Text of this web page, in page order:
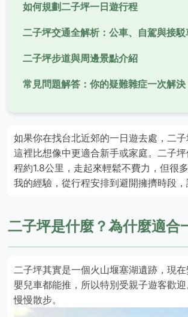
如何規劃二子坪一日遊行程
二子坪交通全解析：公車、自駕與接駁
二子坪步道與周邊景點介紹
常見問題解答：你的疑難雜症一次解決
如果你在找台北近郊的一日遊去處，二
這裡比想像中更適合新手或家庭。二子
程約1.8公里，走起來輕鬆不費力，但很
我的經驗，從行程安排到避開擁擠時段
二子坪是什麼？為什麼適合
二子坪其實是一個火山堰塞湖遺跡，現
嬰兒車都能推，所以特別受親子遊客歡
慢慢散步。